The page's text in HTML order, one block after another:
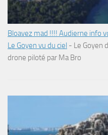
Bloavez mad !!!! Audierne info
Le Goyen vu du ciel - Le Goyen
drone piloté par Ma Bro